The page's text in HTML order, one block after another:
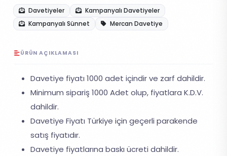
Davetiyeler
Kampanyalı Davetiyeler
Kampanyalı Sünnet
Mercan Davetiye
ÜRÜN AÇIKLAMASI
Davetiye fiyatı 1000 adet içindir ve zarf dahildir.
Minimum sipariş 1000 Adet olup, fiyatlara K.D.V.
dahildir.
Davetiye Fiyatı Türkiye için geçerli parakende
satış fiyatıdır.
Davetiye fiyatlarına baskı ücreti dahildir.